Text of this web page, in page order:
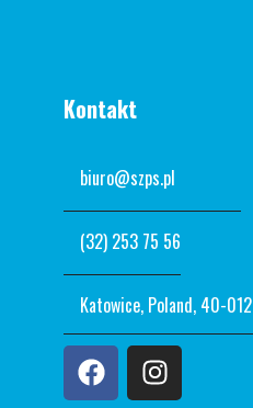
Kontakt
biuro@szps.pl
(32) 253 75 56
Katowice, Poland, 40-012